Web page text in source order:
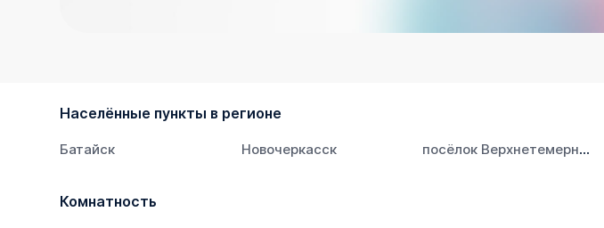
Населённые пункты в регионе
Батайск Новочеркасск посёлок Верхнетемерницкий
Комнатность